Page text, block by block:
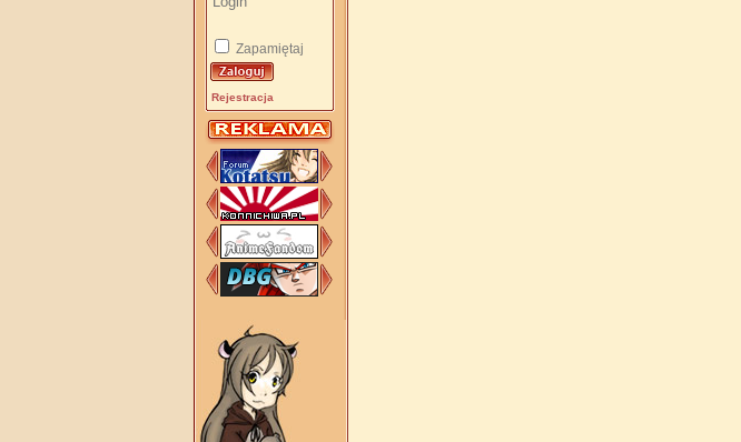
Zapamiętaj
Rejestracja